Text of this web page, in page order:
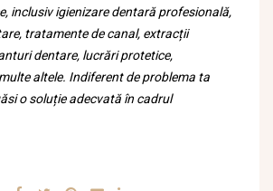
inclusiv igienizare dentară profesională,
tratamente de canal, extracții
dentare, lucrări protetice,
altele. Indiferent de problema ta
o soluție adecvată în cadrul